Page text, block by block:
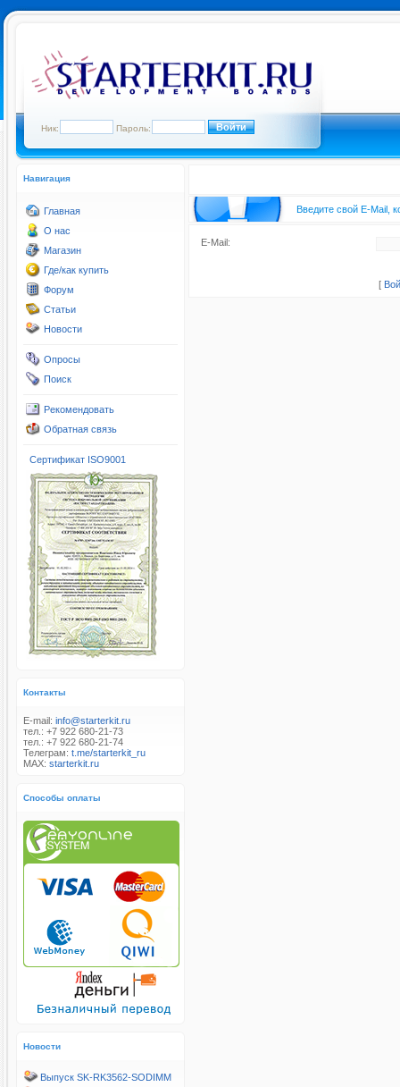
Ник: Пароль:
Навигация
Главная
О нас
Магазин
Где/как купить
Форум
Статьи
Новости
Опросы
Поиск
Рекомендовать
Обратная связь
Сертификат ISO9001
Контакты
E-mail: info@starterkit.ru
тел.: +7 922 680-21-73
тел.: +7 922 680-21-74
Телеграм: t.me/starterkit_ru
MAX: starterkit.ru
Способы оплаты
Новости
Выпуск SK-RK3562-SODIMM
Введите свой E-Mail,
E-Mail:
[